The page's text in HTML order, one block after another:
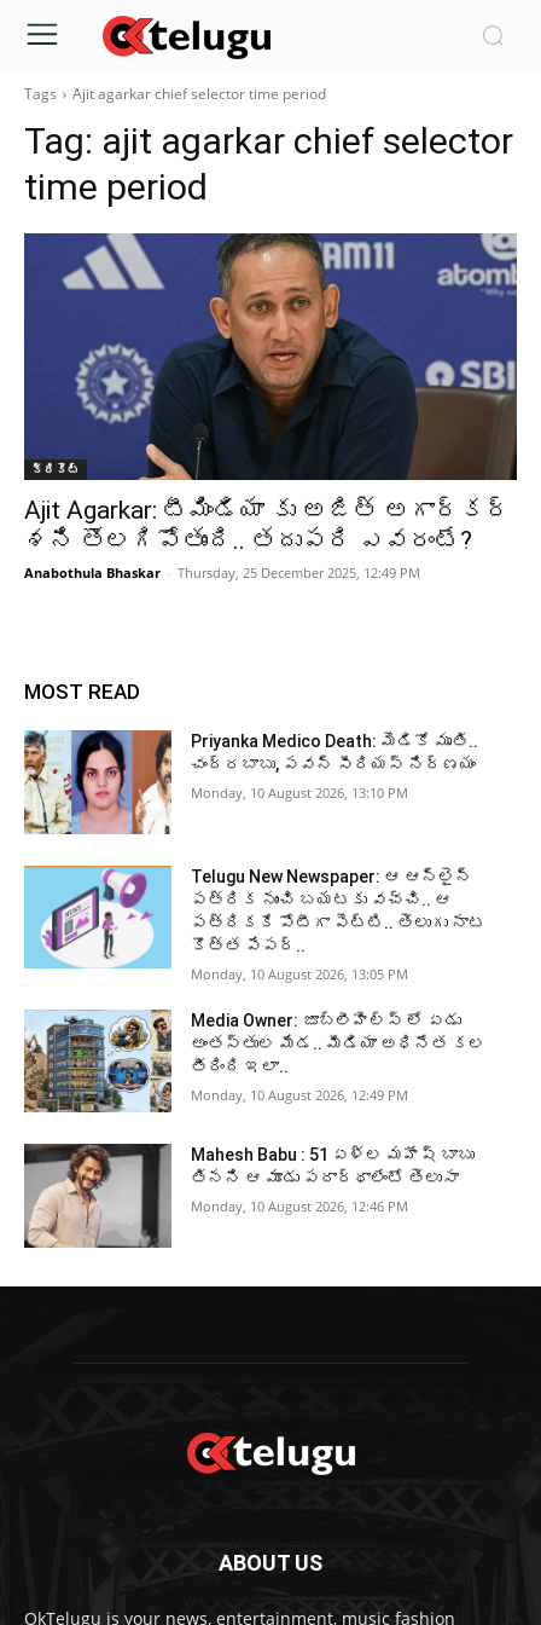
Tags Ajit agarkar chief selector time period
Tag: ajit agarkar chief selector
time period
క్రికెట్‌
Ajit Agarkar: టీమిండియా కు అజిత్ అగార్కర్
శని తొలగిపోతుంది.. తదుపరి ఎవరంటే?
Anabothula Bhaskar - Thursday, 25 December 2025, 12:49 PM
MOST READ
Priyanka Medico Death: మెడికో మృతి..
చంద్రబాబు, పవన్ సీరియస్ నిర్ణయం
Monday, 10 August 2026, 13:10 PM
Telugu New Newspaper: ఆ ఆన్లైన్
పత్రిక నుంచి బయటకు వచ్చి.. ఆ
పత్రికకే పోటీగా పెట్టి.. తెలుగు నాట
కొత్త పేపర్..
Monday, 10 August 2026, 13:05 PM
Media Owner: జూబ్లీహిల్స్ లో ఏడు
అంతస్తుల మేడ.. మీడియా అధినేత కల
తీరింది ఇలా..
Monday, 10 August 2026, 12:49 PM
Mahesh Babu : 51 ఏళ్ల మహేష్ బాబు
తినని ఆ మూడు పదార్థాలేంటో తెలుసా
Monday, 10 August 2026, 12:46 PM
ABOUT US
OkTelugu is your news, entertainment, music fashion